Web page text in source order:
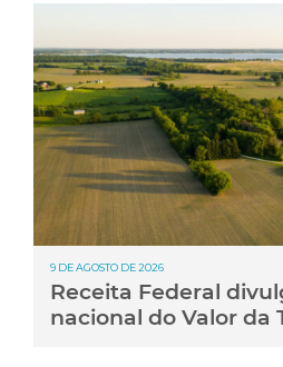
9 DE AGOSTO DE 2026
Receita Federal
nacional do Valor da